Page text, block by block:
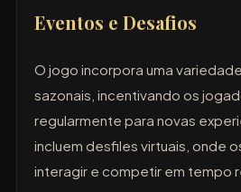
Eventos e Desafios
O jogo incorpora uma
sazonais, incentivando os
regularmente para novas
incluem desfiles virtuais, onde
interagir e competir em tempo